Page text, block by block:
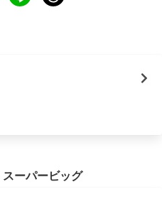
スーパービッグ